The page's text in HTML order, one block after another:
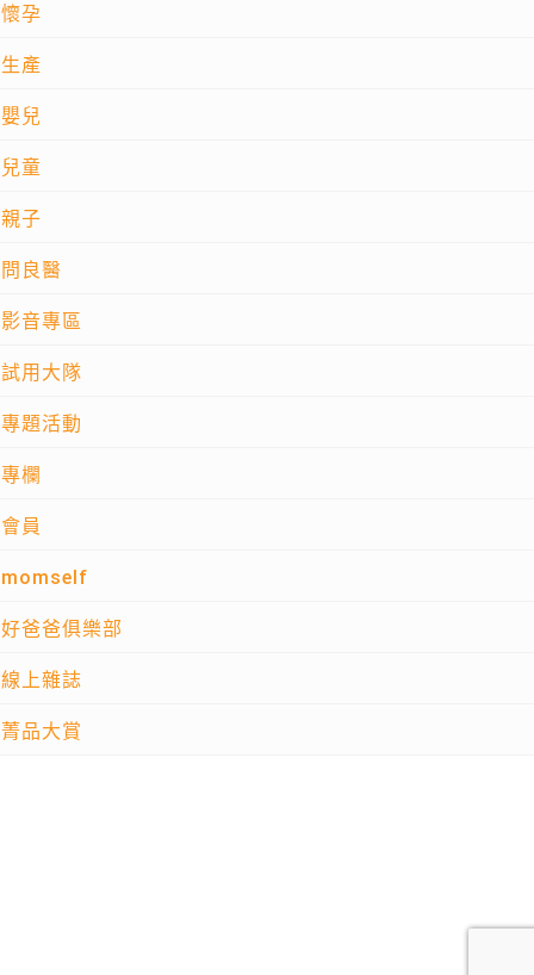
懷孕
生產
嬰兒
兒童
親子
問良醫
影音專區
試用大隊
專題活動
專欄
會員
momself
好爸爸俱樂部
線上雜誌
菁品大賞